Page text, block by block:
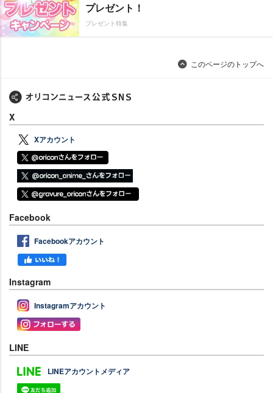
プレゼント！
プレゼント特集
このページのトップへ
X
Xアカウント
Facebook
Facebookアカウント
Instagram
Instagramアカウント
LINE
LINEアカウントメディア